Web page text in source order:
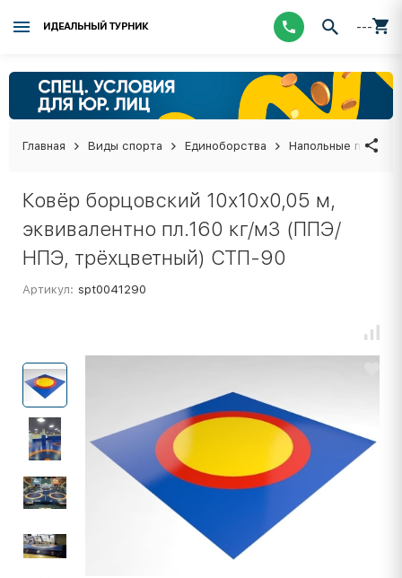
ИДЕАЛЬНЫЙ ТУРНИК ---
Главная Виды спорта Единоборства Напольные
Ковёр борцовский 10х10х0,05 м,
эквивалентно пл.160 кг/м3 (ППЭ/
НПЭ, трёхцветный) СТП-90
Артикул: spt0041290